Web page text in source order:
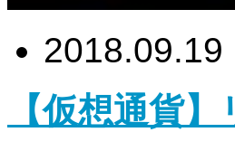
2018.09.19
【仮想通貨